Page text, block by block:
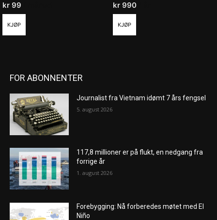
kr 99
KJØP
kr990
KJØP
FOR ABONNENTER
Journalist fra Vietnam idømt 7 års fengsel
5. august 2026
117,8 millioner er på flukt, en nedgang fra
forrige år
1. august 2026
Forebygging: Nå forberedes møtet med El
Niño